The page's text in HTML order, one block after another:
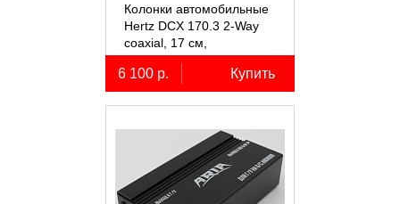
Колонки автомобильные
Hertz DCX 170.3 2-Way
coaxial, 17 см,
коаксиальные
двухполосные, 2 шт.
6 100 р. Купить